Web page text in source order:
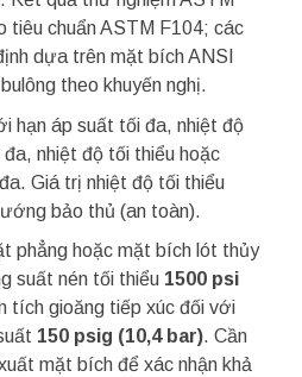
tiêu chuẩn ASTM F104; các
dựa trên mặt bích ANSI
theo khuyến nghị.
hạn áp suất tối đa, nhiệt độ
nhiệt độ tối thiểu hoặc
Giá trị nhiệt độ tối thiểu
bảo thủ (an toàn).
phẳng hoặc mặt bích lót thủy
suất nén tối thiểu 1500 psi
tích gioăng tiếp xúc đối với
150 psig (10,4 bar). Cần
mặt bích để xác nhận khả